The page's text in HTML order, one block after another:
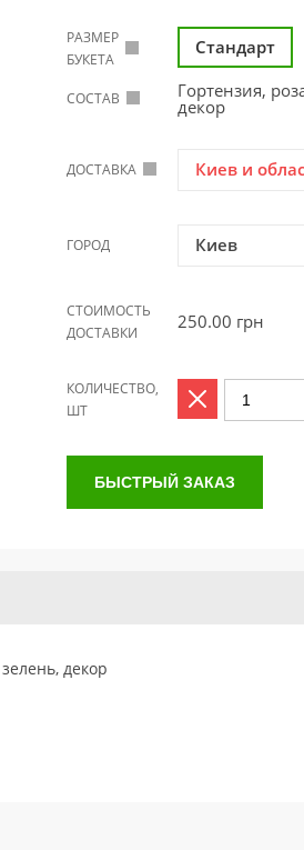
РАЗМЕР
БУКЕТА
Стандарт
СОСТАВ Гортензия,
декор
ДОСТАВКА Киев и
ГОРОД Киев
СТОИМОСТЬ
ДОСТАВКИ
250.00 грн
КОЛИЧЕСТВО,
ШТ
БЫСТРЫЙ ЗАКАЗ
декор